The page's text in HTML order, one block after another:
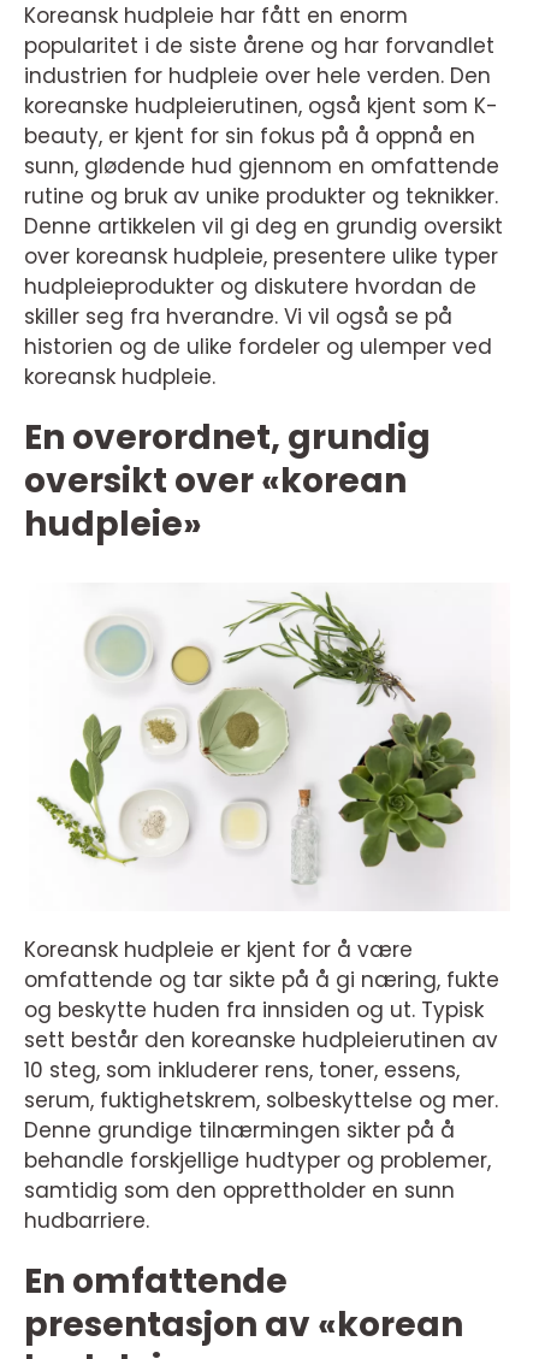
Koreansk hudpleie har fått en enorm
popularitet i de siste årene og har forvandlet
industrien for hudpleie over hele verden. Den
koreanske hudpleierutinen, også kjent som K-
beauty, er kjent for sin fokus på å oppnå en
sunn, glødende hud gjennom en omfattende
rutine og bruk av unike produkter og teknikker.
Denne artikkelen vil gi deg en grundig oversikt
over koreansk hudpleie, presentere ulike typer
hudpleieprodukter og diskutere hvordan de
skiller seg fra hverandre. Vi vil også se på
historien og de ulike fordeler og ulemper ved
koreansk hudpleie.
En overordnet, grundig
oversikt over «korean
hudpleie»
Koreansk hudpleie er kjent for å være
omfattende og tar sikte på å gi næring, fukte
og beskytte huden fra innsiden og ut. Typisk
sett består den koreanske hudpleierutinen av
10 steg, som inkluderer rens, toner, essens,
serum, fuktighetskrem, solbeskyttelse og mer.
Denne grundige tilnærmingen sikter på å
behandle forskjellige hudtyper og problemer,
samtidig som den opprettholder en sunn
hudbarriere.
En omfattende
presentasjon av «korean